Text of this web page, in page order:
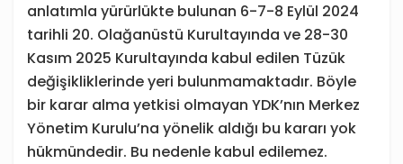
anlatımla yürürlükte bulunan 6-7-8 Eylül 2024
tarihli 20. Olağanüstü Kurultayında ve 28-30
Kasım 2025 Kurultayında kabul edilen Tüzük
değişikliklerinde yeri bulunmamaktadır. Böyle
bir karar alma yetkisi olmayan YDK’nın Merkez
Yönetim Kurulu’na yönelik aldığı bu kararı yok
hükmündedir. Bu nedenle kabul edilemez.